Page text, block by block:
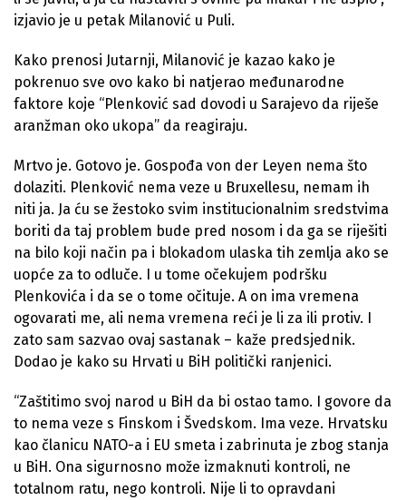
izjavio je u petak Milanović u Puli.
Kako prenosi Jutarnji, Milanović je kazao kako je
pokrenuo sve ovo kako bi natjerao međunarodne
faktore koje “Plenković sad dovodi u Sarajevo da riješe
aranžman oko ukopa” da reagiraju.
Mrtvo je. Gotovo je. Gospođa von der Leyen nema što
dolaziti. Plenković nema veze u Bruxellesu, nemam ih
niti ja. Ja ću se žestoko svim institucionalnim sredstvima
boriti da taj problem bude pred nosom i da ga se riješiti
na bilo koji način pa i blokadom ulaska tih zemlja ako se
uopće za to odluče. I u tome očekujem podršku
Plenkovića i da se o tome očituje. A on ima vremena
ogovarati me, ali nema vremena reći je li za ili protiv. I
zato sam sazvao ovaj sastanak – kaže predsjednik.
Dodao je kako su Hrvati u BiH politički ranjenici.
“Zaštitimo svoj narod u BiH da bi ostao tamo. I govore da
to nema veze s Finskom i Švedskom. Ima veze. Hrvatsku
kao članicu NATO-a i EU smeta i zabrinuta je zbog stanja
u BiH. Ona sigurnosno može izmaknuti kontroli, ne
totalnom ratu, nego kontroli. Nije li to opravdani